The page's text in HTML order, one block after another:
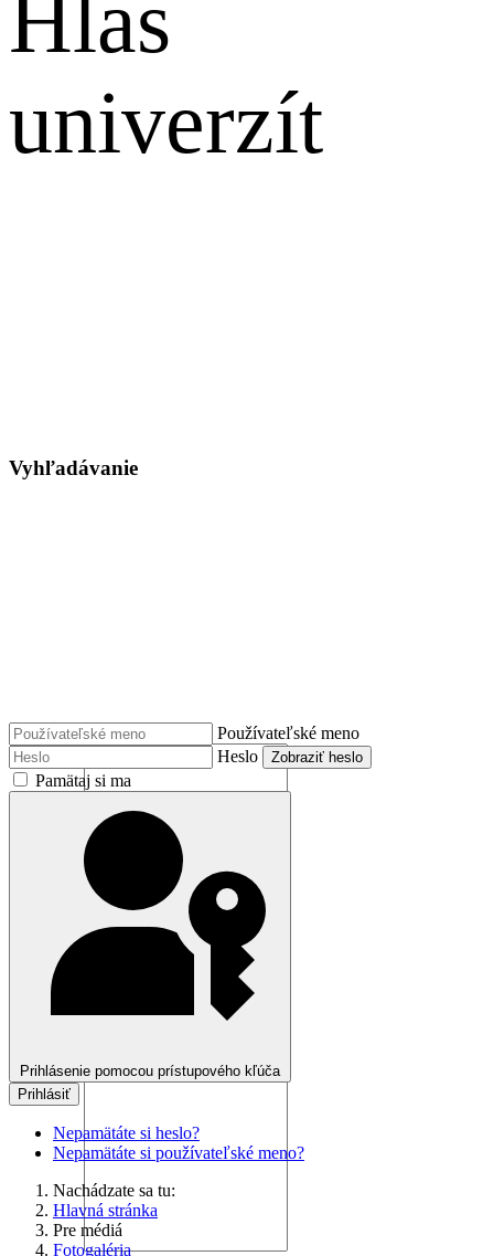
Hlas
univerzít
Vyhľadávanie
Hľadať ...
Používateľské meno
Heslo
Zobraziť heslo
Pamätaj si ma
Prihlásenie pomocou prístupového kľúča
Prihlásiť
Nepamätáte si heslo?
Nepamätáte si používateľské meno?
Nachádzate sa tu:
Hlavná stránka
Pre médiá
Fotogaléria